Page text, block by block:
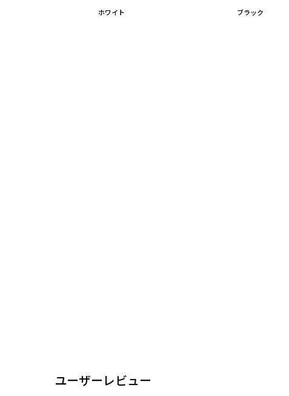
ホワイト ブラック
ユーザーレビュー